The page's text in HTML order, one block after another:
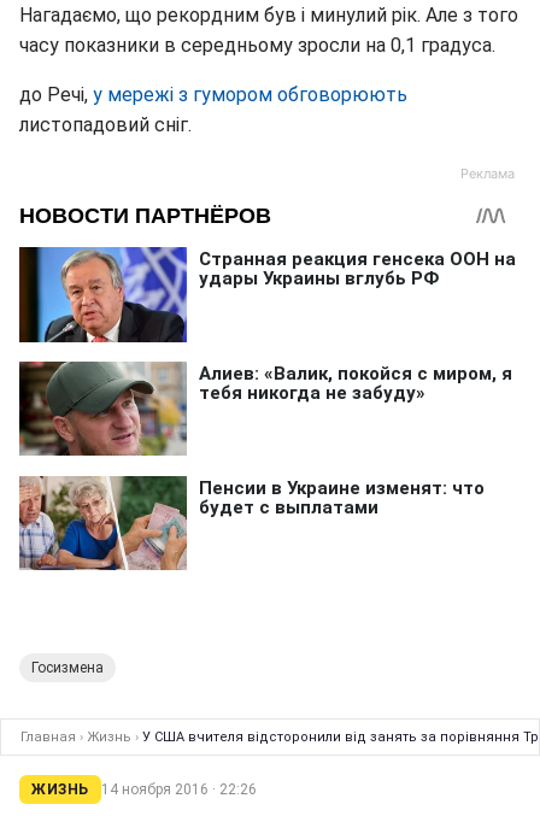
Нагадаємо, що рекордним був і минулий рік. Але з того
часу показники в середньому зросли на 0,1 градуса.
до Речі, у мережі з гумором обговорюють
листопадовий сніг.
Госизмена
Главная › Жизнь › У США вчителя відсторонили від занять за порівняння
ЖИЗНЬ 14 ноября 2016 · 22:26